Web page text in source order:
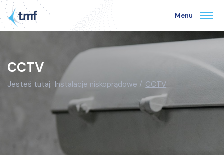
Menu
CCTV
Jesteś tutaj: Instalacje niskoprądowe CCTV